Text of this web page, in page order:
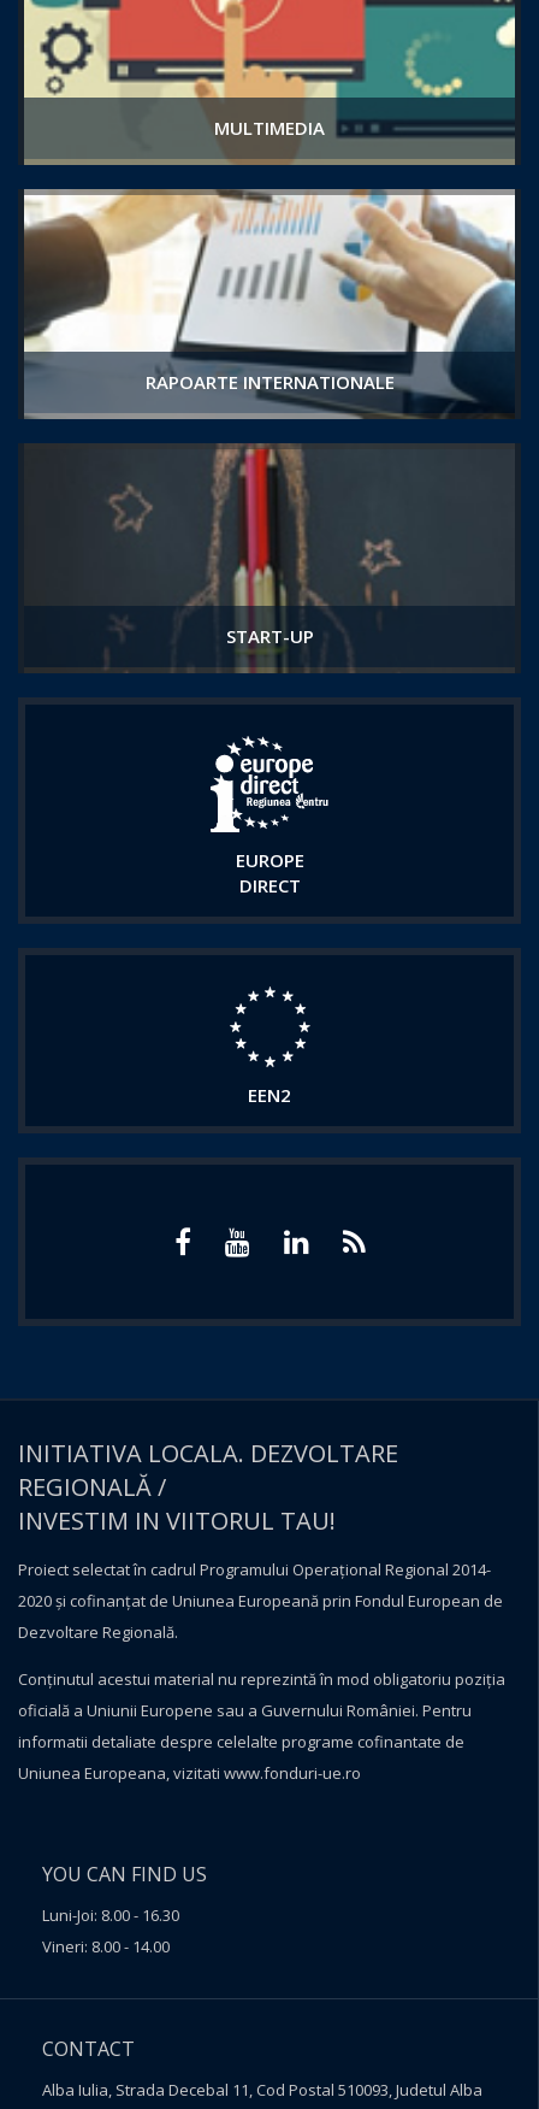
MULTIMEDIA
RAPOARTE INTERNATIONALE
START-UP
EUROPE
DIRECT
EEN2
INITIATIVA LOCALA. DEZVOLTARE
REGIONALĂ /
INVESTIM IN VIITORUL TAU!
Proiect selectat în cadrul Programului Operațional Regional 2014-
2020 și cofinanțat de Uniunea Europeană prin Fondul European de
Dezvoltare Regională.
Conţinutul acestui material nu reprezintă în mod obligatoriu poziţia
oficială a Uniunii Europene sau a Guvernului României. Pentru
informatii detaliate despre celelalte programe cofinantate de
Uniunea Europeana, vizitati www.fonduri-ue.ro
YOU CAN FIND US
Luni-Joi: 8.00 - 16.30
Vineri: 8.00 - 14.00
CONTACT
Alba Iulia, Strada Decebal 11, Cod Postal 510093, Judetul Alba